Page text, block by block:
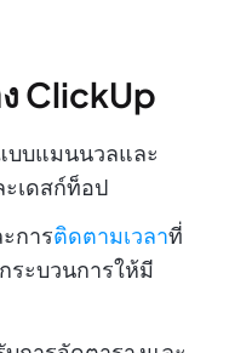
ClickUp
บบแมนนวลและ
เดสก์ท็อป
การติดตามเวลาที่
ระบวนการให้มี